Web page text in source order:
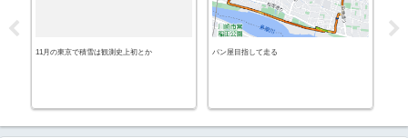
11月の東京で積雪は観測史上初とか パン屋目指して走る